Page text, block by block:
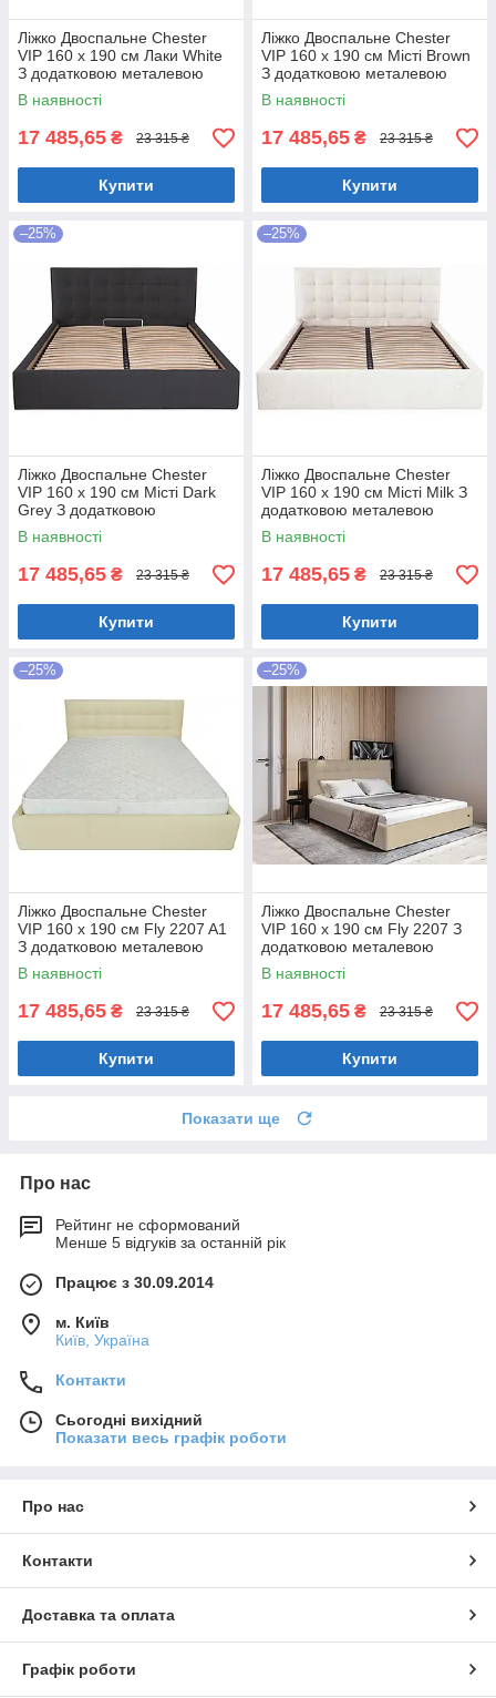
Ліжко Двоспальне Chester
VIP 160 х 190 см Лаки White
З додатковою металевою
цільнозварною рамою Білий
В наявності
17 485,65 ₴ 23 315 ₴
Купити
Ліжко Двоспальне Chester
VIP 160 х 190 см Місті Brown
З додатковою металевою
цільнозварною рамою
Коричневий
В наявності
17 485,65 ₴ 23 315 ₴
Купити
–25%
Ліжко Двоспальне Chester
VIP 160 х 190 см Місті Dark
Grey З додатковою
металевою цільнозварною
рамою Темно-сірий
В наявності
17 485,65 ₴ 23 315 ₴
Купити
–25%
Ліжко Двоспальне Chester
VIP 160 х 190 см Місті Milk З
додатковою металевою
цільнозварною рамою
Бежевий
В наявності
17 485,65 ₴ 23 315 ₴
Купити
–25%
Ліжко Двоспальне Chester
VIP 160 х 190 см Fly 2207 A1
З додатковою металевою
цільнозварною рамою
Бежевий
В наявності
17 485,65 ₴ 23 315 ₴
Купити
–25%
Ліжко Двоспальне Chester
VIP 160 х 190 см Fly 2207 З
додатковою металевою
цільнозварною рамою
Бежевий
В наявності
17 485,65 ₴ 23 315 ₴
Купити
Показати ще
Про нас
Рейтинг не сформований
Менше 5 відгуків за останній рік
Працює з 30.09.2014
м. Київ
Київ, Україна
Контакти
Сьогодні вихідний
Показати весь графік роботи
Про нас
Контакти
Доставка та оплата
Графік роботи